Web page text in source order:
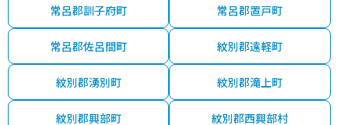
常呂郡訓子府町 常呂郡置戸町
常呂郡佐呂間町 紋別郡遠軽町
紋別郡湧別町 紋別郡滝上町
紋別郡興部町 紋別郡西興部村